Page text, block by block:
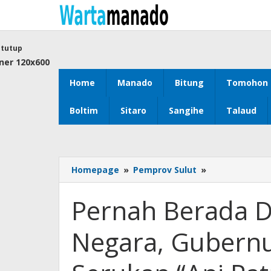
konten
Home Manado Bitung Tomohon
Boltim Sitaro Sangihe Talaud
tutup
Homepage » Pemprov Sulut »
Berada
Garda
Terdepan
Bela
Negara,
Pernah Berada
Negara,